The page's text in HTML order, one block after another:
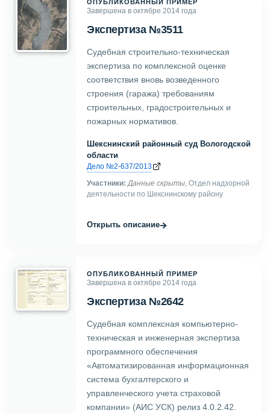
Завершена в октябре 2014 года
Экспертиза №3511
Судебная строительно-техническая
экспертиза по комплексной оценке
соответствия вновь возведенного
строения (гаража) требованиям
строительных, градостроительных и
пожарных нормативов.
Шекснинский районный суд Вологодской
области
Дело №2-637/2013
Участники: Данные скрыты , Отдел надзорной
деятельности по Шекснинскому району
Открыть описание→
ОПУБЛИКОВАННЫЙ ПРИМЕР
Завершена в октябре 2014 года
Экспертиза №2642
Судебная комплексная компьютерно-
техническая и инженерная экспертиза
программного обеспечения
«Автоматизированная информационная
система бухгалтерского и
управленческого учета страховой
компании» (АИС УСК) релиз 4.0.2.42.